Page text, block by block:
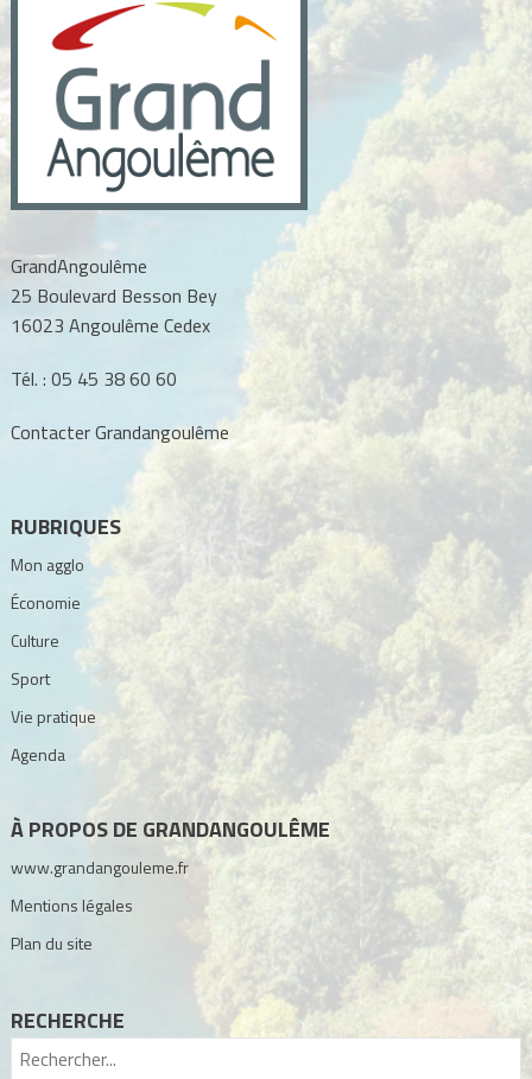
GrandAngoulême
25 Boulevard Besson Bey
16023 Angoulême Cedex
Tél. : 05 45 38 60 60
Contacter Grandangoulême
RUBRIQUES
Mon agglo
Économie
Culture
Sport
Vie pratique
Agenda
À PROPOS DE GRANDANGOULÊME
www.grandangouleme.fr
Mentions légales
Plan du site
RECHERCHE